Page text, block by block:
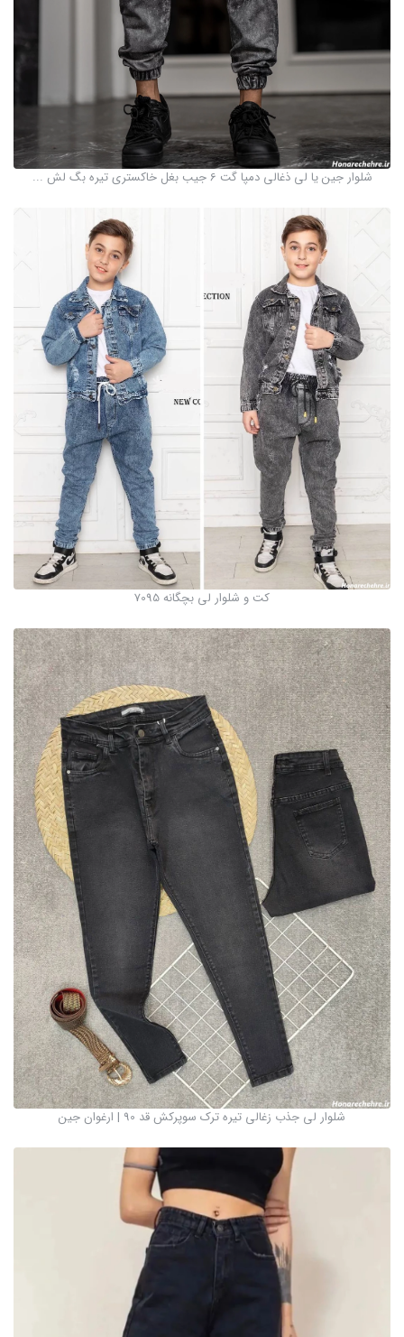
شلوار جین یا لی ذغالی دمپا گت 6 جیب بغل خاکستری تیره بگ لش ...
کت و شلوار لی بچگانه 7095
شلوار لی جذب زغالی تیره ترک سوپرکش قد 90 | ارغوان جین